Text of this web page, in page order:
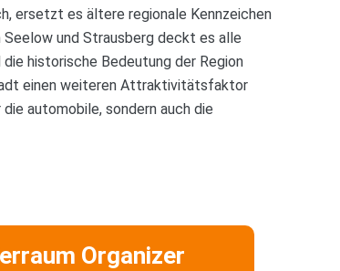
ersetzt es ältere regionale Kennzeichen
und Strausberg deckt es alle
historische Bedeutung der Region
einen weiteren Attraktivitätsfaktor
automobile, sondern auch die
Organizer